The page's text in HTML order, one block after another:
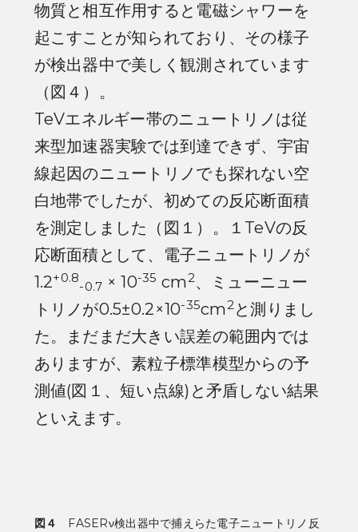
物質と相互作用すると電磁シャワーを
起こすことが知られており、その様子
が検出器中で美しく観測されています
（図４）。
TeVエネルギー帯のニュートリノは従
来型加速器実験では到達できず、宇宙
線起因のニュートリノでも探れない空
白地帯でしたが、初めての反応断面積
を測定しました（図１）。１TeVの反
応断面積として、電子ニュートリノが
1.2+0.8
-0.7 × 10-35 cm2、ミューニュー
トリノが0.5±0.2×10-35cm2と測りまし
た。まだまだ大きい誤差の範囲内では
ありますが、素粒子標準模型からの予
測値(図１、短い点線)と矛盾しない結果
といえます。
図４
FASERν検出器中で捕えらた電子ニュートリノ反